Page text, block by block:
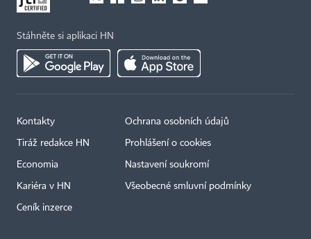
Stáhněte si aplikaci HN
Kontakty
Tiráž redakce HN
Economia
Kariéra v HN
Ceník inzerce
Ochrana osobních údajů
Prohlášení o cookies
Nastavení soukromí
Všeobecné smluvní podmínky